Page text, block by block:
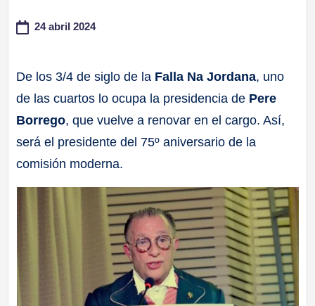
24 abril 2024
De los 3/4 de siglo de la Falla Na Jordana, uno
de las cuartos lo ocupa la presidencia de Pere
Borrego, que vuelve a renovar en el cargo. Así,
será el presidente del 75º aniversario de la
comisión moderna.